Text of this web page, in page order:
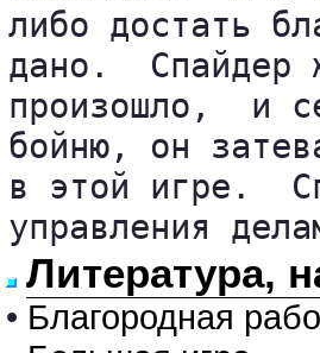
либо достать
дано.  Спайдер
произошло,  и
бойню, он
в этой игре.
управления
Литература,
• Благородная